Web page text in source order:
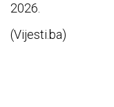
2026.
(Vijesti.ba)